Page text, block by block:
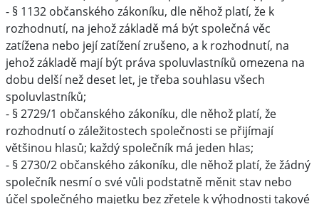
- § 1132 občanského zákoníku, dle něhož platí, že k
rozhodnutí, na jehož základě má být společná věc
zatížena nebo její zatížení zrušeno, a k rozhodnutí, na
jehož základě mají být práva spoluvlastníků omezena na
dobu delší než deset let, je třeba souhlasu všech
spoluvlastníků;
- § 2729/1 občanského zákoníku, dle něhož platí, že
rozhodnutí o záležitostech společnosti se přijímají
většinou hlasů; každý společník má jeden hlas;
- § 2730/2 občanského zákoníku, dle něhož platí, že žádný
společník nesmí o své vůli podstatně měnit stav nebo
účel společného majetku bez zřetele k výhodnosti takové